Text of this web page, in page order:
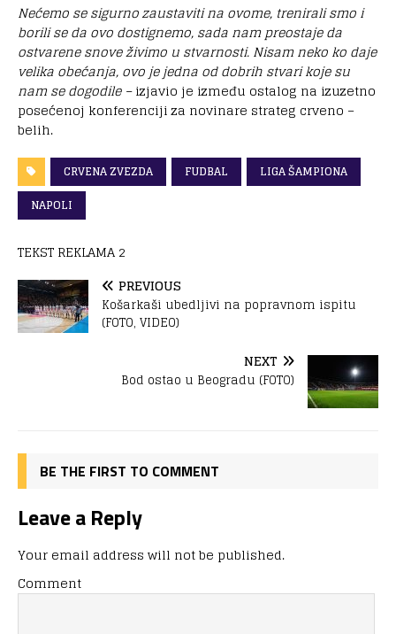
Nećemo se sigurno zaustaviti na ovome, trenirali smo i
borili se da ovo dostignemo, sada nam preostaje da
ostvarene snove živimo u stvarnosti. Nisam neko ko daje
velika obećanja, ovo je jedna od dobrih stvari koje su
nam se dogodile –izjavio je između ostalog na izuzetno
posećenoj konferenciji za novinare strateg crveno –
belih.
CRVENA ZVEZDA FUDBAL
LIGA ŠAMPIONA
NAPOLI
TEKST REKLAMA 2
PREVIOUS
Košarkaši ubedljivi na popravnom ispitu
(FOTO, VIDEO)
NEXT
Bod ostao u Beogradu (FOTO)
BE THE FIRST TO COMMENT
Leave a Reply
Your email address will not be published.
Comment